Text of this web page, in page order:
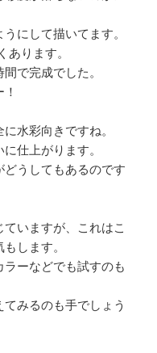
にして描いてます。
ります。
で完成でした。
水彩向きですね。
仕上がります。
うしてもあるのです
いますが、これはこ
します。
ーなどでも試すのも
みるのも手でしょう